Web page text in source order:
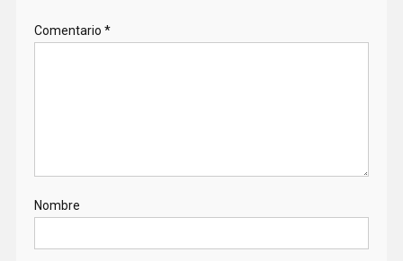
Comentario *
Nombre